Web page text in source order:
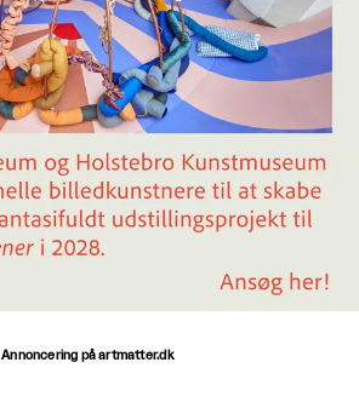
Annoncering på artmatter.dk